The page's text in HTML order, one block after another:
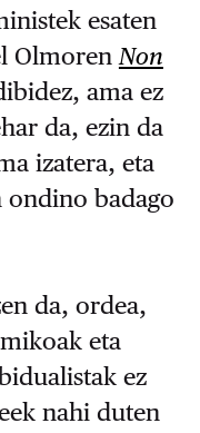
esaten
Olmoren Non
ama ez
da, ezin da
izatera, eta
badago
da, ordea,
eta
ez
nahi duten